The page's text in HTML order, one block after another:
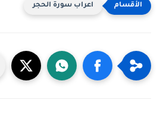
اعراب سورة الحجر